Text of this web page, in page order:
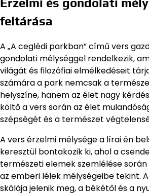
Érzelmi és gondolati
feltárása
A „A ceglédi parkban” című vers
gondolati mélységgel rendelkezik,
világát és filozófiai elmélkedéseit
számára a park nemcsak a
helyszíne, hanem az élet nagy
költő a vers során az élet
szépségét és a természet
A vers érzelmi mélysége a lírai én
keresztül bontakozik ki, ahol a
természeti elemek szemlélése
az emberi lélek mélységeibe tekint.
skálája jelenik meg, a békétől és a